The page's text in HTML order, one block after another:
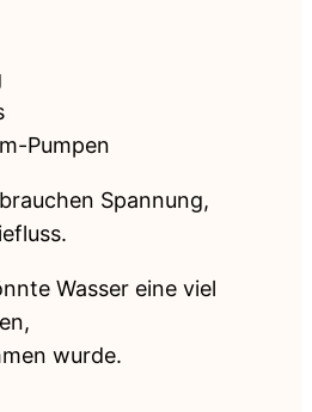
Pumpen
Spannung,
Wasser eine viel
wurde.